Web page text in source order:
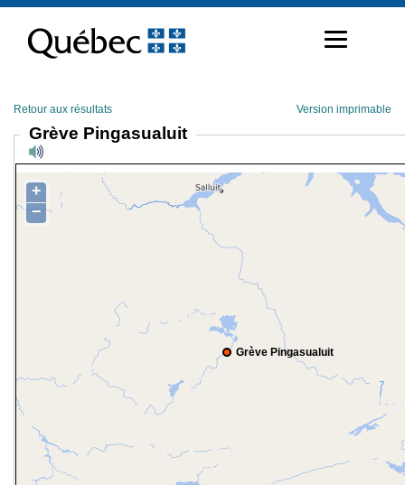
contenu
Retour aux résultats Version imprimable
Grève Pingasualuit
Grève Pingasualuit
+
−